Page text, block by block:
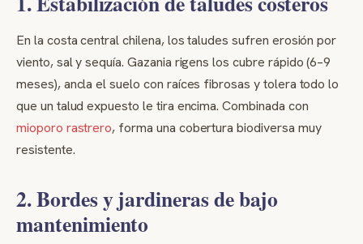
En la costa central chilena, los taludes sufren erosión por
viento, sal y sequía. Gazania rigens los cubre rápido (6–9
meses), ancla el suelo con raíces fibrosas y tolera todo lo
que un talud expuesto le tira encima. Combinada con
mioporo rastrero, forma una cobertura biodiversa muy
resistente.
2. Bordes y jardineras de bajo
mantenimiento